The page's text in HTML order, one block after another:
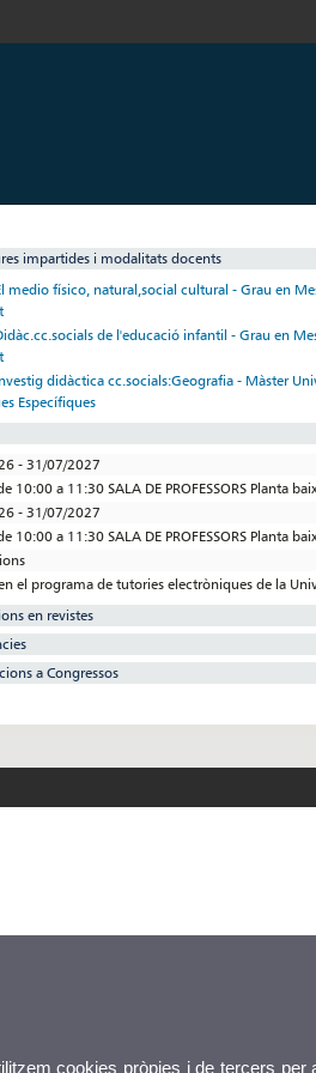
impartides i modalitats docents
medio físico, natural,social cultural - Grau en
de l'educació infantil - Grau en
didàctica cc.socials:Geografia - Màster
Específiques
- 31/07/2027
10:00 a 11:30 SALA DE PROFESSORS Planta
- 31/07/2027
10:00 a 11:30 SALA DE PROFESSORS Planta
el programa de tutories electròniques de la
en revistes
a Congressos
cookies pròpies i de tercers per